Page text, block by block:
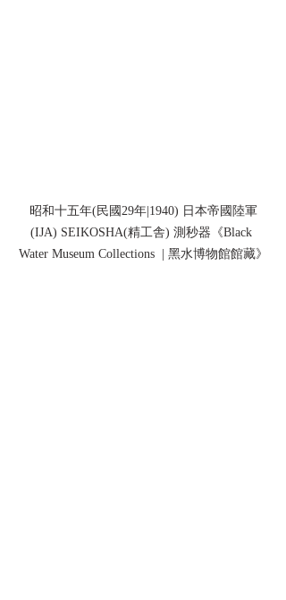
昭和十五年(民國29年|1940) 日本帝國陸軍
(IJA) SEIKOSHA(精工舎) 測秒器《Black
Water Museum Collections  | 黑水博物館館藏》